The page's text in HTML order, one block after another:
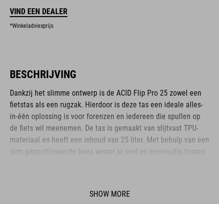
VIND EEN DEALER
*Winkeladviesprijs
BESCHRIJVING
Dankzij het slimme ontwerp is de ACID Flip Pro 25 zowel een
fietstas als een rugzak. Hierdoor is deze tas een ideale alles-
in-één oplossing is voor forenzen en iedereen die spullen op
de fiets wil meenemen. De tas is gemaakt van slijtvast TPU-
materiaal en heeft een inhoud van 25 liter. Met behulp van een
slim gepositioneerde hoes wissel je snel en eenvoudig tussen
de tas snel en veilig kunt bevestigen en losmaken. De
SHOW MORE